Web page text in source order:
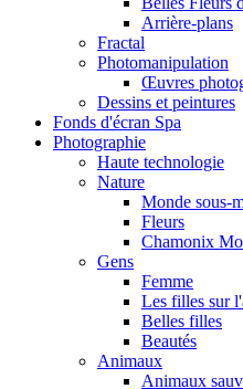
Arrière-plans
Fractal
Photomanipulation
Œuvres
Dessins et peintures
Fonds d'écran Spa
Photographie
Haute technologie
Nature
Monde sous-
Fleurs
Chamonix
Gens
Femme
Les filles sur
Belles filles
Beautés
Animaux
Animaux